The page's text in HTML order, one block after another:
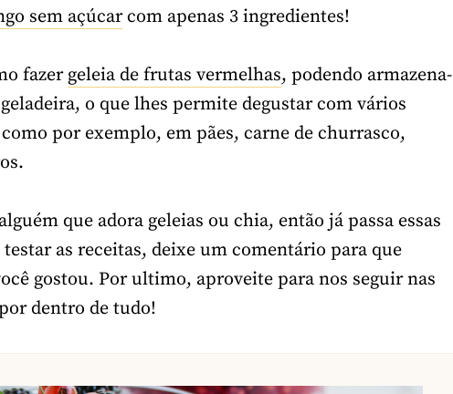
sem açúcarcom apenas 3 ingredientes!
fazergeleia de frutas vermelhas, podendo armazena-
o que lhes permite degustar com vários
por exemplo, em pães, carne de churrasco,
que adora geleias ou chia, então já passa essas
as receitas, deixe um comentário para que
gostou. Por ultimo, aproveite para nos seguir nas
dentro de tudo!